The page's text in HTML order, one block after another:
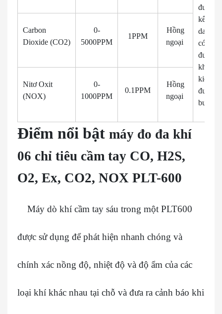
được
kê trên
danh
có thể
được
khảo ý
kiến
đường
bưu
Carbon
Dioxide (CO2)
0-
5000PPM
1PPM
Hồng
ngoại
Nitơ Oxit
(NOX)
0-
1000PPM
0.1PPM
Hồng
ngoại
Điểm nổi bật máy đo đa khí
06 chỉ tiêu cầm tay CO, H2S,
O2, Ex, CO2, NOX PLT-600
Máy dò khí cầm tay sáu trong một PLT600
được sử dụng để phát hiện nhanh chóng và
chính xác nồng độ, nhiệt độ và độ ẩm của các
loại khí khác nhau tại chỗ và đưa ra cảnh báo khi